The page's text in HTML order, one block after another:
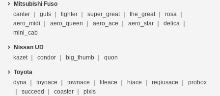
Mitsubishi Fuso
canter
guts fighter super_great the_great
rosa
aero_midi
aero_queen aero_ace aero_star
delica
mini_cab
Nissan UD
kazet
condor big_thumb quon
Toyota
dyna
toyoace townace liteace hiace regiusace
probox
succeed
coaster pixis